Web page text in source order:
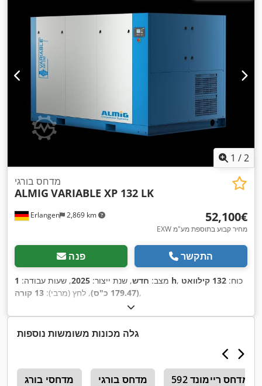
1 /2
Erlangen 2,869 km
מדחס בורגי
ALMIG VARIABLE XP 132 LK
‏52,100 ‏€
EXW מחיר קבוע בתוספת מע"מ
פנה התקשר
מצב: חדש, שנת ייצור: 2025, שעות עבודה: 1 h , כוח:
132 קילוואט
(179.47 כ"ס)
, לחץ (מרבי): 13 קורה ,
גלה מכונות משומשות נוספות
מדחסי בורג מדחס בורגי מדחס ריימונד 592